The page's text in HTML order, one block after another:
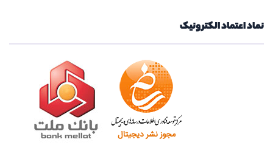
نماد اعتماد الکترونیک